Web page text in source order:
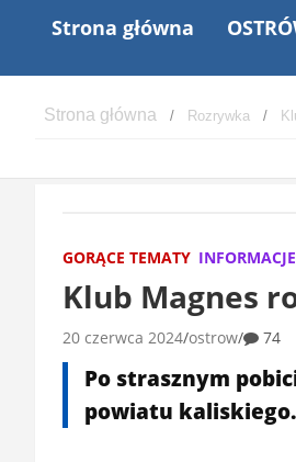
Strona główna
Rozrywka
GORĄCE TEMATY INFORMACJE
Klub Magnes
20 czerwca 2024 ostrow 74
Po strasznym
powiatu